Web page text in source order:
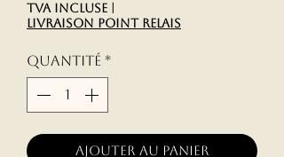
TVA Incluse
livraison point relais
Quantité *
Ajouter au panier